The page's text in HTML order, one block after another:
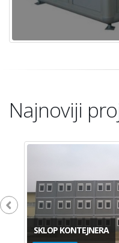
Najnoviji
SKLOP KONTEJNERA